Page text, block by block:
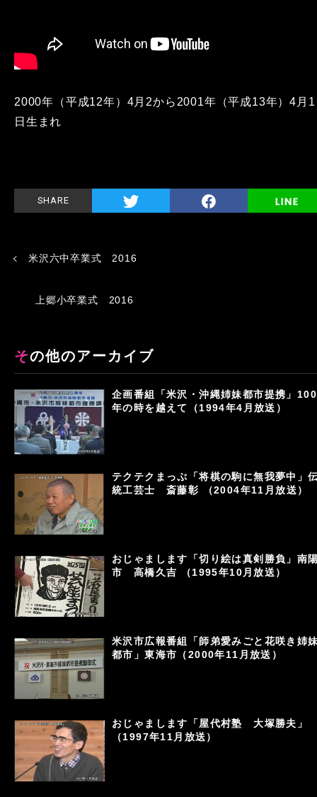
2000年（平成12年）4月2から2001年（平成13年）4月1
日生まれ
SHARE
米沢六中卒業式 2016
上郷小卒業式 2016
その他のアーカイブ
企画番組「米沢・沖縄姉妹都市提携」100
年の時を越えて（1994年4月放送）
テクテクまっぷ「将棋の駒に無我夢中」
統工芸士 斎藤彰 （2004年11月放送）
おじゃまします「切り絵は真剣勝負」南
市 高橋久吉 （1995年10月放送）
米沢市広報番組「師弟愛みごと花咲き姉
都市」東海市（2000年11月放送）
おじゃまします「屋代村塾 大塚勝夫」
（1997年11月放送）